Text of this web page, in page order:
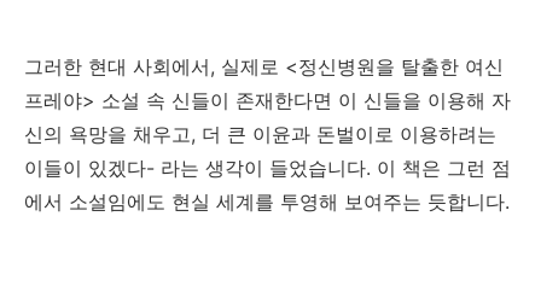
그러한 현대 사회에서, 실제로 <정신병원을 탈출한 여신
프레야> 소설 속 신들이 존재한다면 이 신들을 이용해 자
신의 욕망을 채우고, 더 큰 이윤과 돈벌이로 이용하려는
이들이 있겠다- 라는 생각이 들었습니다. 이 책은 그런 점
에서 소설임에도 현실 세계를 투영해 보여주는 듯합니다.